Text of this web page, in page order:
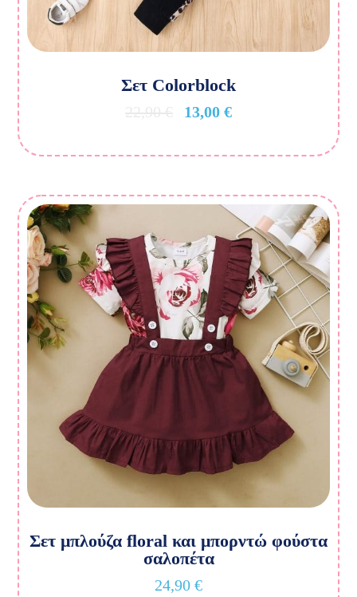
Σετ Colorblock
13,00 €
Σετ μπλούζα floral και μπορντώ φούστα
σαλοπέτα
24,90 €